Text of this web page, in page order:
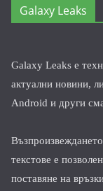
Galaxy Leaks
Galaxy Leaks е
актуални новини,
Android и други
текстове е
поставяне на